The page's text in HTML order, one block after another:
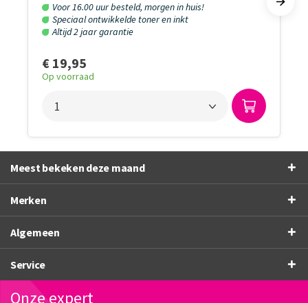
Voor 16.00 uur besteld, morgen in huis!
Speciaal ontwikkelde toner en inkt
Altijd 2 jaar garantie
€ 19,95
Op voorraad
Meest bekeken deze maand
Merken
Algemeen
Service
Onze expert